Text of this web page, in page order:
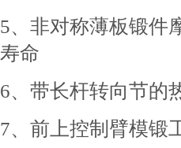
5、非对称薄板锻件
寿命
6、带长杆转向节的
7、前上控制臂模锻